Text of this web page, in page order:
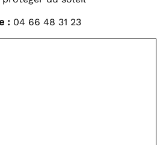
: 04 66 48 31 23